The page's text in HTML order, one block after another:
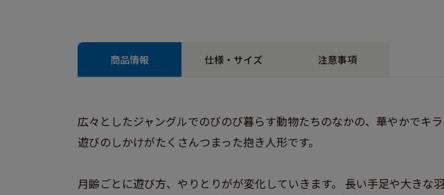
商品情報 仕様・サイズ 注意事項
広々としたジャングルでのびのび暮らす動物たちのなかの、華やかでキ
遊びのしかけがたくさんつまった抱き人形です。
月齢ごとに遊び方、やりとりがが変化していきます。 長い手足や大き